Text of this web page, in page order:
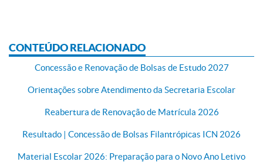
CONTEÚDO RELACIONADO
Concessão e Renovação de Bolsas de Estudo 2027
Orientações sobre Atendimento da Secretaria Escolar
Reabertura de Renovação de Matrícula 2026
Resultado | Concessão de Bolsas Filantrópicas ICN 2026
Material Escolar 2026: Preparação para o Novo Ano Letivo